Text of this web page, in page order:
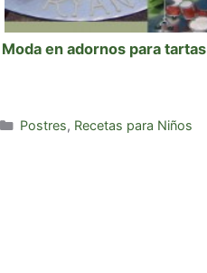
Moda en adornos para tartas
Categorías
Postres, Recetas para Niños